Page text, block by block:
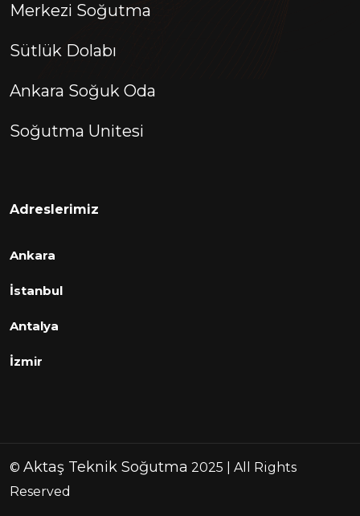
Merkezi Soğutma
Sütlük Dolabı
Ankara Soğuk Oda
Soğutma Unitesi
Adreslerimiz
Ankara
İstanbul
Antalya
İzmir
© Aktaş Teknik Soğutma 2025 | All Rights
Reserved